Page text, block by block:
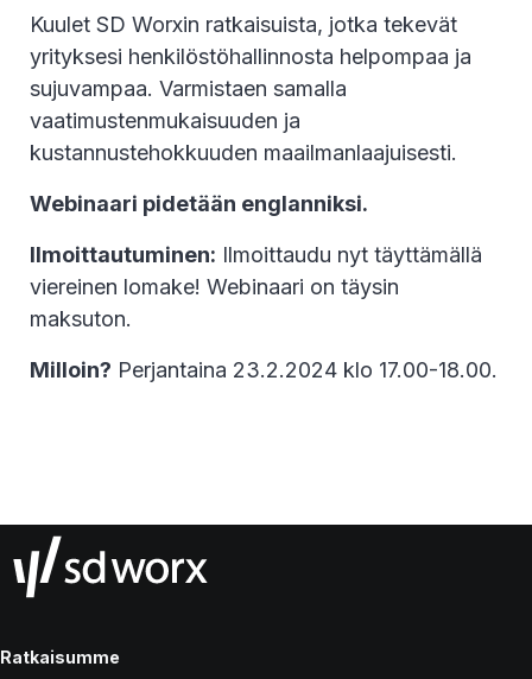
Kuulet SD Worxin ratkaisuista, jotka tekevät
yrityksesi henkilöstöhallinnosta helpompaa ja
sujuvampaa. Varmistaen samalla
vaatimustenmukaisuuden ja
kustannustehokkuuden maailmanlaajuisesti.
Webinaari pidetään englanniksi.
Ilmoittautuminen: Ilmoittaudu nyt täyttämällä
viereinen lomake! Webinaari on täysin
maksuton.
Milloin? Perjantaina 23.2.2024 klo 17.00-18.00.
Ratkaisumme